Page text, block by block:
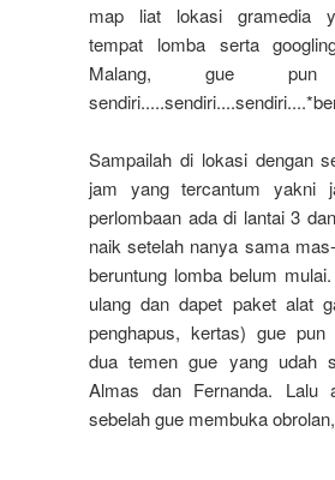
map liat lokasi gramedia
tempat lomba serta
Malang, gue pun
Sampailah di lokasi dengan
jam yang tercantum yakni
perlombaan ada di lantai 3
naik setelah nanya sama
beruntung lomba belum
ulang dan dapet paket alat
penghapus, kertas) gue pun
dua temen gue yang udah
Almas dan Fernanda. Lalu
sebelah gue membuka obrolan,